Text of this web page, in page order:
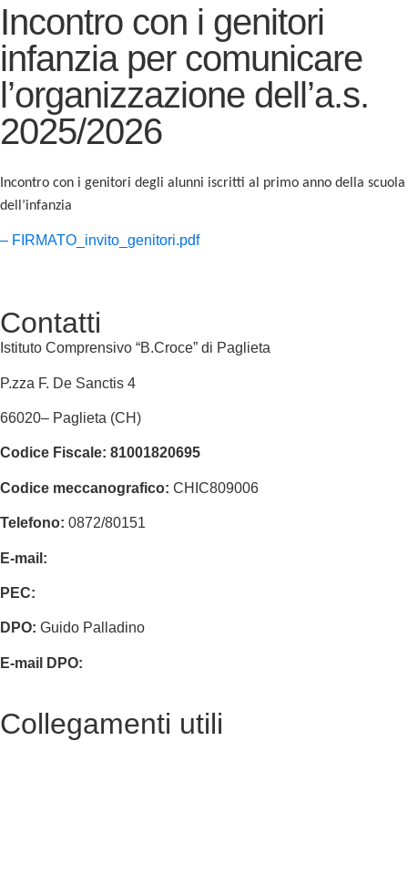
Incontro con i genitori
infanzia per comunicare
l’organizzazione dell’a.s.
2025/2026
Incontro con i genitori degli alunni iscritti al primo anno della scuola
dell’infanzia
– FIRMATO_invito_genitori.pdf
Contatti
Istituto Comprensivo “B.Croce” di Paglieta
P.zza F. De Sanctis 4
66020– Paglieta (CH)
Codice Fiscale: 81001820695
Codice meccanografico: CHIC809006
Telefono: 0872/80151
E-mail:
PEC:
DPO: Guido Palladino
E-mail DPO:
Collegamenti utili